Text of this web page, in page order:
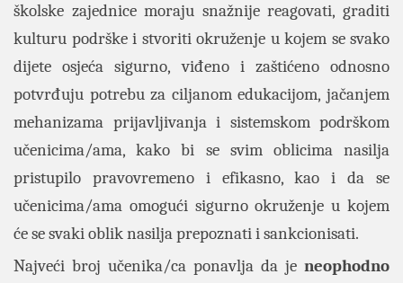
školske zajednice moraju snažnije reagovati, graditi
kulturu podrške i stvoriti okruženje u kojem se svako
dijete osjeća sigurno, viđeno i zaštićeno odnosno
potvrđuju potrebu za ciljanom edukacijom, jačanjem
mehanizama prijavljivanja i sistemskom podrškom
učenicima/ama, kako bi se svim oblicima nasilja
pristupilo pravovremeno i efikasno, kao i da se
učenicima/ama omogući sigurno okruženje u kojem
će se svaki oblik nasilja prepoznati i sankcionisati.
Najveći broj učenika/ca ponavlja da je neophodno